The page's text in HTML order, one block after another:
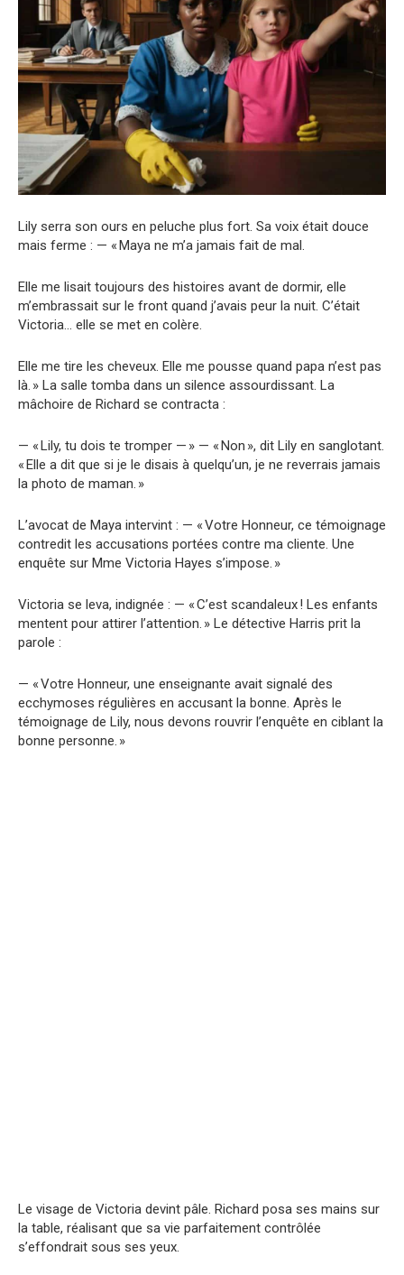
Lily serra son ours en peluche plus fort. Sa voix était douce
mais ferme : — « Maya ne m’a jamais fait de mal.
Elle me lisait toujours des histoires avant de dormir, elle
m’embrassait sur le front quand j’avais peur la nuit. C’était
Victoria… elle se met en colère.
Elle me tire les cheveux. Elle me pousse quand papa n’est pas
là. » La salle tomba dans un silence assourdissant. La
mâchoire de Richard se contracta :
— « Lily, tu dois te tromper — » — « Non », dit Lily en sanglotant.
« Elle a dit que si je le disais à quelqu’un, je ne reverrais jamais
la photo de maman. »
L’avocat de Maya intervint : — « Votre Honneur, ce témoignage
contredit les accusations portées contre ma cliente. Une
enquête sur Mme Victoria Hayes s’impose. »
Victoria se leva, indignée : — « C’est scandaleux ! Les enfants
mentent pour attirer l’attention. » Le détective Harris prit la
parole :
— « Votre Honneur, une enseignante avait signalé des
ecchymoses régulières en accusant la bonne. Après le
témoignage de Lily, nous devons rouvrir l’enquête en ciblant la
bonne personne. »
Le visage de Victoria devint pâle. Richard posa ses mains sur
la table, réalisant que sa vie parfaitement contrôlée
s’effondrait sous ses yeux.